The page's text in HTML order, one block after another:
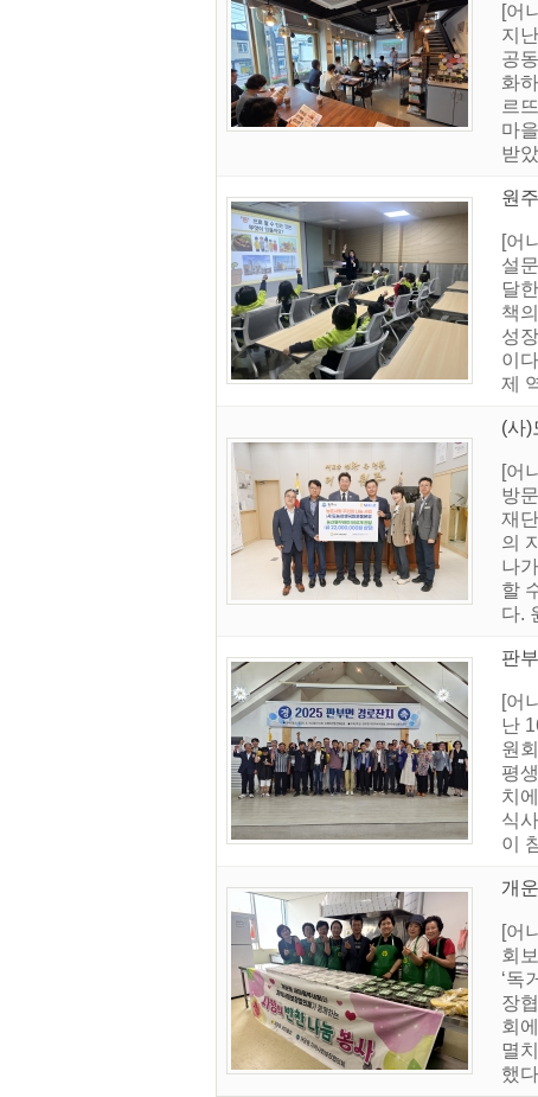
[어
지
공
화
르
마
받
원
[어
설
달
책
성
이
제
(사)
[어
방
재
의
나
할
다.
판
[어
난
원
평
치
식
이
개
[어
회
‘독
장
회
멸
했